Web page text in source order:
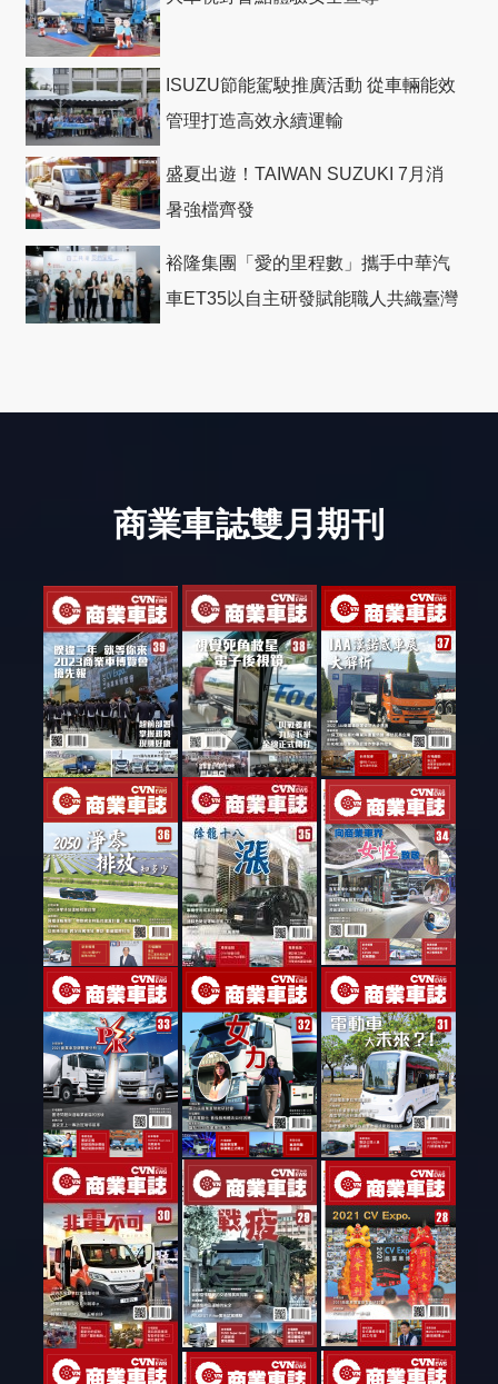
ISUZU節能駕駛推廣活動 從車輛能效
管理打造高效永續運輸
盛夏出遊！TAIWAN SUZUKI 7月消
暑強檔齊發
裕隆集團「愛的里程數」攜手中華汽
車ET35以自主研發賦能職人共織臺灣
商業車誌雙月期刊